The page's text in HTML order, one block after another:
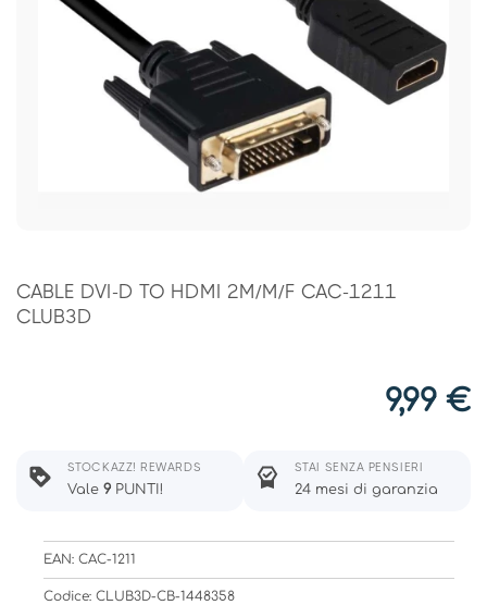
CABLE DVI-D TO HDMI 2M/M/F CAC-1211
CLUB3D
9,99 €
STOCKAZZ! REWARDS
Vale 9 PUNTI!
STAI SENZA PENSIERI
24 mesi di garanzia
EAN: CAC-1211
Codice: CLUB3D-CB-1448358